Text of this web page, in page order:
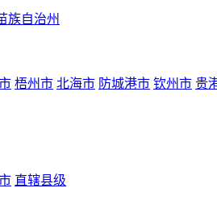
族自治州
梧州市 北海市 防城港市 钦州市 贵
直辖县级